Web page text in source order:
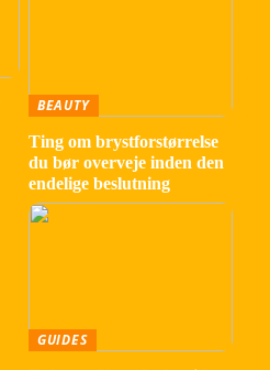
BEAUTY
Ting om brystforstørrelse
du bør overveje inden den
endelige beslutning
GUIDES